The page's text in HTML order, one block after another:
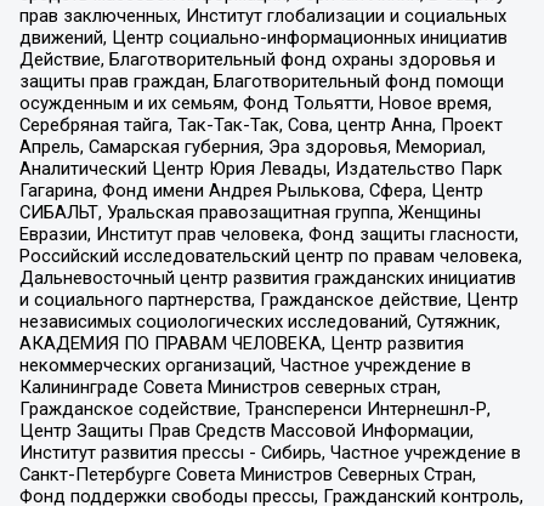
прав заключенных, Институт глобализации и социальных
движений, Центр социально-информационных инициатив
Действие, Благотворительный фонд охраны здоровья и
защиты прав граждан, Благотворительный фонд помощи
осужденным и их семьям, Фонд Тольятти, Новое время,
Серебряная тайга, Так-Так-Так, Сова, центр Анна, Проект
Апрель, Самарская губерния, Эра здоровья, Мемориал,
Аналитический Центр Юрия Левады, Издательство Парк
Гагарина, Фонд имени Андрея Рылькова, Сфера, Центр
СИБАЛЬТ, Уральская правозащитная группа, Женщины
Евразии, Институт прав человека, Фонд защиты гласности,
Российский исследовательский центр по правам человека,
Дальневосточный центр развития гражданских инициатив
и социального партнерства, Гражданское действие, Центр
независимых социологических исследований, Сутяжник,
АКАДЕМИЯ ПО ПРАВАМ ЧЕЛОВЕКА, Центр развития
некоммерческих организаций, Частное учреждение в
Калининграде Совета Министров северных стран,
Гражданское содействие, Трансперенси Интернешнл-Р,
Центр Защиты Прав Средств Массовой Информации,
Институт развития прессы - Сибирь, Частное учреждение в
Санкт-Петербурге Совета Министров Северных Стран,
Фонд поддержки свободы прессы, Гражданский контроль,